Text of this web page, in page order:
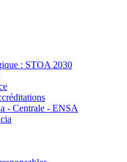
: STOA 2030
- Centrale - ENSA